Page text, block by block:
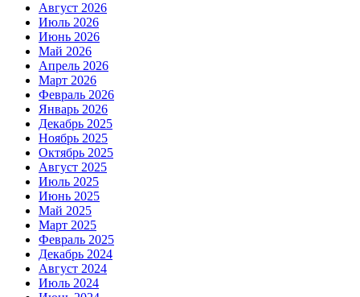
Август 2026
Июль 2026
Июнь 2026
Май 2026
Апрель 2026
Март 2026
Февраль 2026
Январь 2026
Декабрь 2025
Ноябрь 2025
Октябрь 2025
Август 2025
Июль 2025
Июнь 2025
Май 2025
Март 2025
Февраль 2025
Декабрь 2024
Август 2024
Июль 2024